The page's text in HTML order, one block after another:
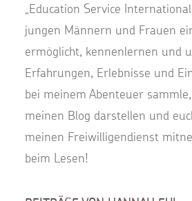
„Education Service
jungen Männern und Frauen
ermöglicht, kennenlernen und
Erfahrungen, Erlebnisse und
bei meinem Abenteuer
meinen Blog darstellen und
meinen Freiwilligendienst
beim Lesen!